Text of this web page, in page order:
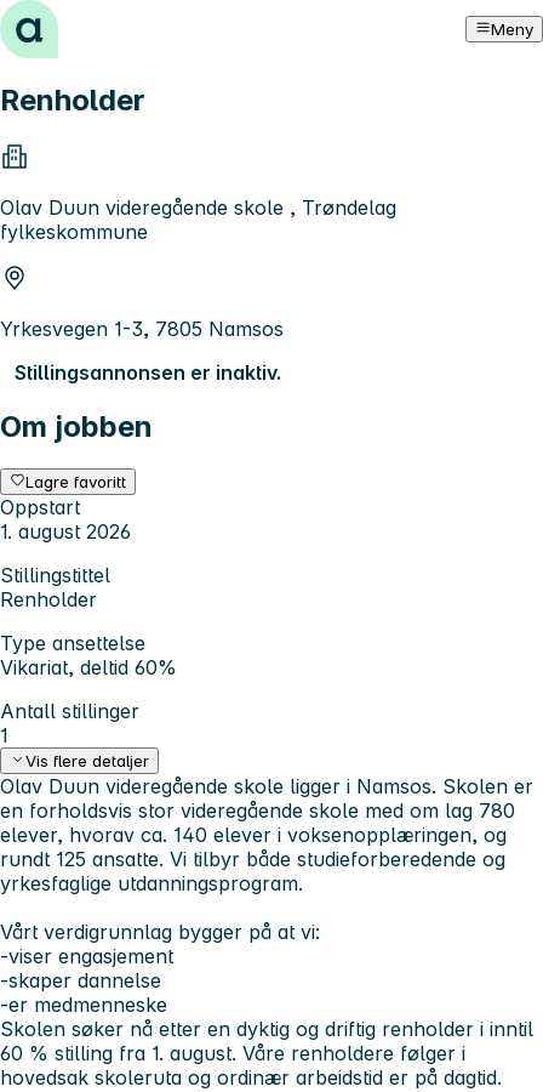
Hopp til innhold Meny
Renholder
Olav Duun videregående skole , Trøndelag
fylkeskommune
Yrkesvegen 1-3, 7805 Namsos
Stillingsannonsen er inaktiv.
Om jobben
Lagre favoritt
Oppstart
1. august 2026
Stillingstittel
Renholder
Type ansettelse
Vikariat, deltid 60%
Antall stillinger
1
Vis flere detaljer
Olav Duun videregående skole ligger i Namsos. Skolen er
en forholdsvis stor videregående skole med om lag 780
elever, hvorav ca. 140 elever i voksenopplæringen, og
rundt 125 ansatte. Vi tilbyr både studieforberedende og
yrkesfaglige utdanningsprogram.
Vårt verdigrunnlag bygger på at vi:
-viser engasjement
-skaper dannelse
-er medmenneske
Skolen søker nå etter en dyktig og driftig renholder i inntil
60 % stilling fra 1. august. Våre renholdere følger i
hovedsak skoleruta og ordinær arbeidstid er på dagtid.